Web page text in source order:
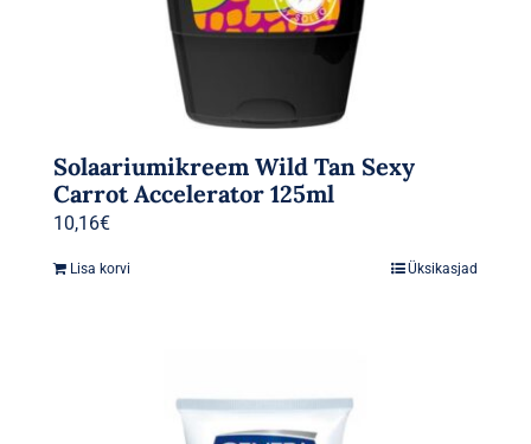
Solaariumikreem Wild Tan Sexy
Carrot Accelerator 125ml
10,16€
Lisa korvi Üksikasjad